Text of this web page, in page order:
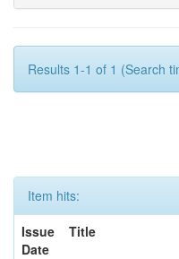
Results 1-1 of 1 (Search
Item hits:
Issue
Date
Title